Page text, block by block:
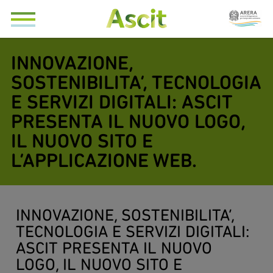
INNOVAZIONE,
SOSTENIBILITA’, TECNOLOGIA
E SERVIZI DIGITALI: ASCIT
PRESENTA IL NUOVO LOGO,
IL NUOVO SITO E
L’APPLICAZIONE WEB.
INNOVAZIONE, SOSTENIBILITA’,
TECNOLOGIA E SERVIZI DIGITALI:
ASCIT PRESENTA IL NUOVO
LOGO, IL NUOVO SITO E